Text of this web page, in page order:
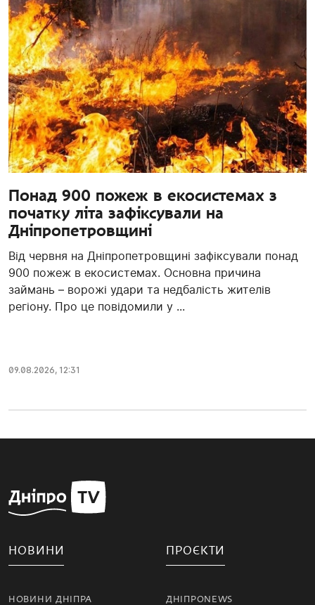
Понад 900 пожеж в екосистемах з
початку літа зафіксували на
Дніпропетровщині
Від червня на Дніпропетровщині зафіксували понад
900 пожеж в екосистемах. Основна причина
займань – ворожі удари та недбалість жителів
регіону. Про це повідомили у ...
09.08.2026, 12:31
НОВИНИ
НОВИНИ ДНІПРА
ПРОЄКТИ
ДНІПРОNEWS